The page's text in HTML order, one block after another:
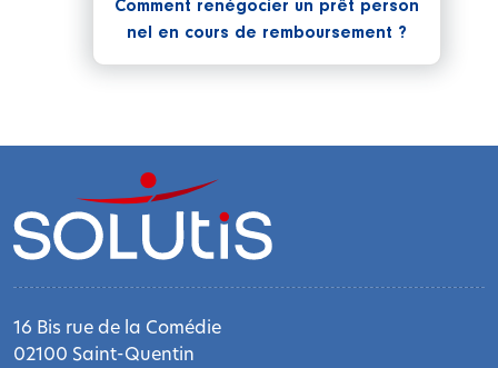
Comment renégocier un prêt person
nel en cours de remboursement ?
16 Bis rue de la Comédie
02100 Saint-Quentin